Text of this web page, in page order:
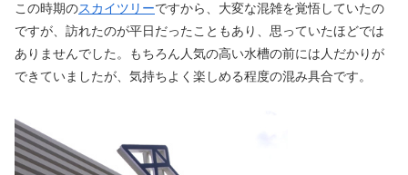
この時期のスカイツリーですから、大変な混雑を覚悟していたの
ですが、訪れたのが平日だったこともあり、思っていたほどでは
ありませんでした。もちろん人気の高い水槽の前には人だかりが
できていましたが、気持ちよく楽しめる程度の混み具合です。